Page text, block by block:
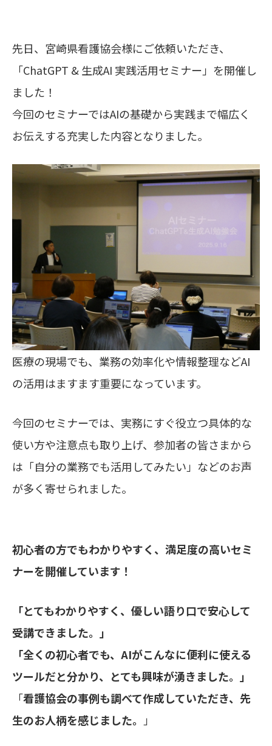
先日、宮崎県看護協会様にご依頼いただき、
「ChatGPT & 生成AI 実践活用セミナー」を開催し
ました！
今回のセミナーではAIの基礎から実践まで幅広く
お伝えする充実した内容となりました。
医療の現場でも、業務の効率化や情報整理などAI
の活用はますます重要になっています。
今回のセミナーでは、実務にすぐ役立つ具体的な
使い方や注意点も取り上げ、参加者の皆さまから
は「自分の業務でも活用してみたい」などのお声
が多く寄せられました。
初心者の方でもわかりやすく、満足度の高いセミ
ナーを開催しています！
「とてもわかりやすく、優しい語り口で安心して
受講できました。」
「全くの初心者でも、AIがこんなに便利に使える
ツールだと分かり、とても興味が湧きました。」
「看護協会の事例も調べて作成していただき、先
生のお人柄を感じました。
」